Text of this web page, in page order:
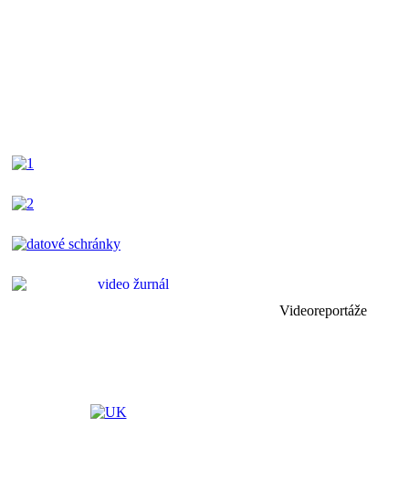
Videoreportáže